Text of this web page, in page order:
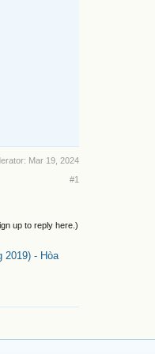
Mar 19, 2024
#1
up to reply here.)
2019) - Hòa